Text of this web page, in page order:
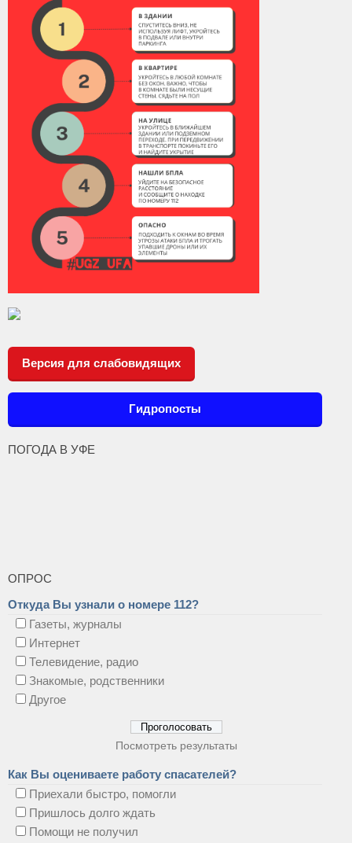
Версия для слабовидящих
Гидропосты
ПОГОДА В УФЕ
ОПРОС
Откуда Вы узнали о номере 112?
Газеты, журналы
Интернет
Телевидение, радио
Знакомые, родственники
Другое
Посмотреть результаты
Как Вы оцениваете работу спасателей?
Приехали быстро, помогли
Пришлось долго ждать
Помощи не получил